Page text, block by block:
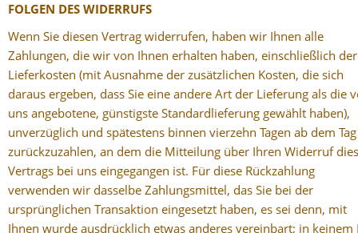
FOLGEN DES WIDERRUFS
Wenn Sie diesen Vertrag widerrufen, haben wir Ihnen alle
Zahlungen, die wir von Ihnen erhalten haben, einschließlich der
Lieferkosten (mit Ausnahme der zusätzlichen Kosten, die sich
daraus ergeben, dass Sie eine andere Art der Lieferung als die
uns angebotene, günstigste Standardlieferung gewählt haben),
unverzüglich und spätestens binnen vierzehn Tagen ab dem Tag
zurückzuzahlen, an dem die Mitteilung über Ihren Widerruf
Vertrags bei uns eingegangen ist. Für diese Rückzahlung
verwenden wir dasselbe Zahlungsmittel, das Sie bei der
ursprünglichen Transaktion eingesetzt haben, es sei denn, mit
Ihnen wurde ausdrücklich etwas anderes vereinbart; in keinem